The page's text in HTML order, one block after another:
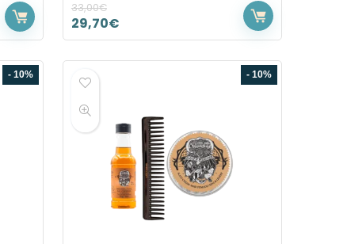
33,00€
29,70€
- 10% - 10%